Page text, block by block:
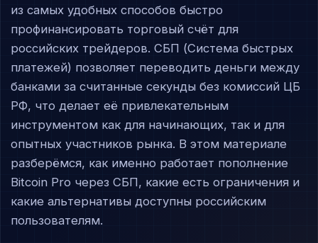
из самых удобных способов быстро
профинансировать торговый счёт для
российских трейдеров. СБП (Система быстрых
платежей) позволяет переводить деньги между
банками за считанные секунды без комиссий ЦБ
РФ, что делает её привлекательным
инструментом как для начинающих, так и для
опытных участников рынка. В этом материале
разберёмся, как именно работает пополнение
Bitcoin Pro через СБП, какие есть ограничения и
какие альтернативы доступны российским
пользователям.